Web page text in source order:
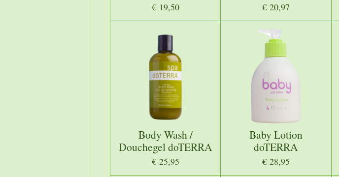
€ 19,50 € 20,97
Body Wash /
Douchegel doTERRA
€ 25,95
Baby Lotion
doTERRA
€ 28,95